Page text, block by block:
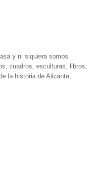
y ni siquiera somos
cuadros, esculturas, libros,
la historia de Alicante;